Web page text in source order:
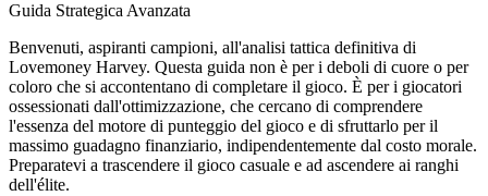
Guida Strategica Avanzata
Benvenuti, aspiranti campioni, all'analisi tattica definitiva di
Lovemoney Harvey. Questa guida non è per i deboli di cuore o per
coloro che si accontentano di completare il gioco. È per i giocatori
ossessionati dall'ottimizzazione, che cercano di comprendere
l'essenza del motore di punteggio del gioco e di sfruttarlo per il
massimo guadagno finanziario, indipendentemente dal costo morale.
Preparatevi a trascendere il gioco casuale e ad ascendere ai ranghi
dell'élite.